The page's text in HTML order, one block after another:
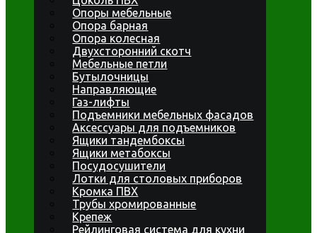
Опоры мебельные
Опора барная
Опора колесная
Двухсторонний скотч
Мебельные петли
Бутылочницы
Направляющие
Газ-лифты
Подъемники мебельных фасадов
Аксессуары для подъемников
Ящики тандембоксы
Ящики метабоксы
Посудосушители
Лотки для столовых приборов
Кромка ПВХ
Трубы хромированные
Крепеж
Рейлинговая система для кухни